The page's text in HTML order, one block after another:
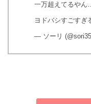
一万超えてるやん
ヨドバシすごすぎ
— ソーリ